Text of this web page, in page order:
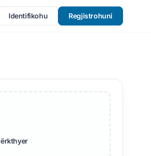
Identifikohu Regjistrohuni